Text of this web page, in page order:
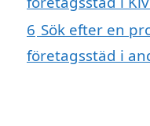
6 Sök efter en
företagsstäd i